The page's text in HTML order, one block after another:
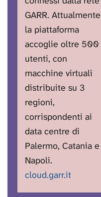
GARR. Attualmente
la piattaforma
accoglie oltre 500
utenti, con
macchine virtuali
distribuite su 3
regioni,
corrispondenti ai
data centre di
Palermo, Catania e
Napoli.
cloud.garr.it